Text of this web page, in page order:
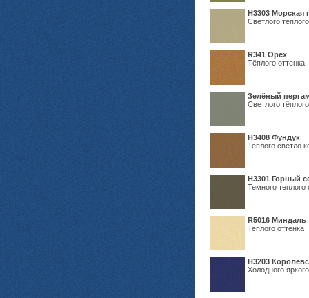
H3303 Морская
Светлого
R341 Орех
Тёплого оттенка
Зелёный
Светлого
Н3408 Фундук
Теплого светло
Н3301 Горный
Темного теплого
R5016 Миндаль
Теплого оттенка
Н3203
Холодного